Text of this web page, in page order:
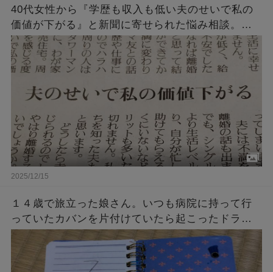
40代女性から『学歴も収入も低い夫のせいで私の
価値が下がる』と新聞に寄せられた悩み相談。
→「回答によく言ってくれた！」「ど正論」
2025/12/15
１４歳で旅立った娘さん。いつも病院に持って行
っていたカバンを片付けていたら起こったドラマ
のような奇跡・・・